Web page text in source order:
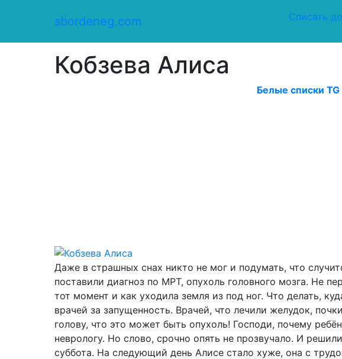
sbordeneg.com Списать
Оказать помощь
Кобзева Алиса
Белые списки TG
Даже в страшных снах никто не мог и подумать, что
поставили диагноз по МРТ, опухоль головного мозга. Не
тот момент и как уходила земля из под ног. Что делать,
врачей за запущенность. Врачей, что лечили желудок,
голову, что это может быть опухоль! Господи, почему
неврологу. Но слово, срочно опять не прозвучало. И
суббота. На следующий день Алисе стало хуже, она с